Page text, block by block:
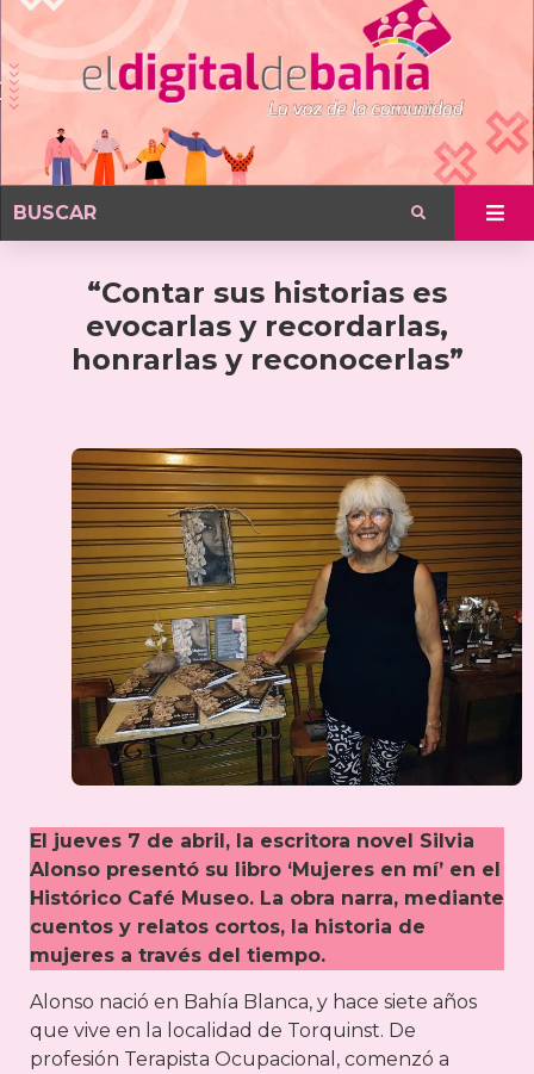
“Contar sus historias es
evocarlas y recordarlas,
honrarlas y reconocerlas”
El jueves 7 de abril, la escritora novel Silvia
Alonso presentó su libro ‘Mujeres en mí’ en el
Histórico Café Museo. La obra narra, mediante
cuentos y relatos cortos, la historia de
mujeres a través del tiempo.
Alonso nació en Bahía Blanca, y hace siete años
que vive en la localidad de Torquinst. De
profesión Terapista Ocupacional, comenzó a